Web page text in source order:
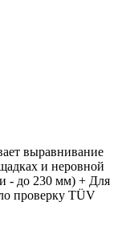
выравнивание
и неровной
- до 230 мм) + Для
проверку TÜV